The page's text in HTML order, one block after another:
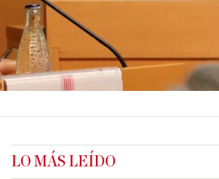
LO MÁS LEÍDO